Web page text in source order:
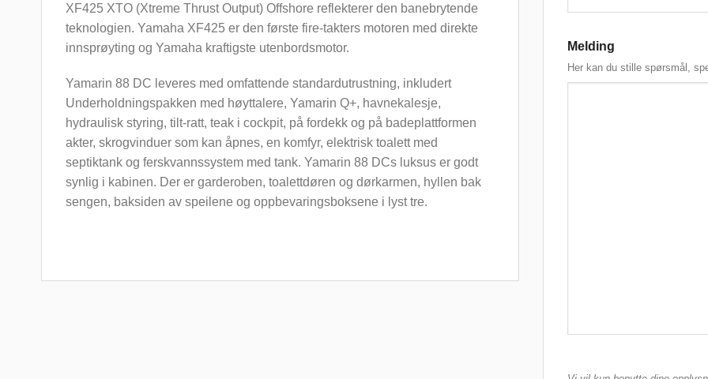
XF425 XTO (Xtreme Thrust Output) Offshore reflekterer den banebrytende
teknologien. Yamaha XF425 er den første fire-takters motoren med direkte
innsprøyting og Yamaha kraftigste utenbordsmotor.
Yamarin 88 DC leveres med omfattende standardutrustning, inkludert
Underholdningspakken med høyttalere, Yamarin Q+, havnekalesje,
hydraulisk styring, tilt-ratt, teak i cockpit, på fordekk og på badeplattformen
akter, skrogvinduer som kan åpnes, en komfyr, elektrisk toalett med
septiktank og ferskvannssystem med tank. Yamarin 88 DCs luksus er godt
synlig i kabinen. Der er garderoben, toalettdøren og dørkarmen, hyllen bak
sengen, baksiden av speilene og oppbevaringsboksene i lyst tre.
Melding
Her kan du stille spørsmål,